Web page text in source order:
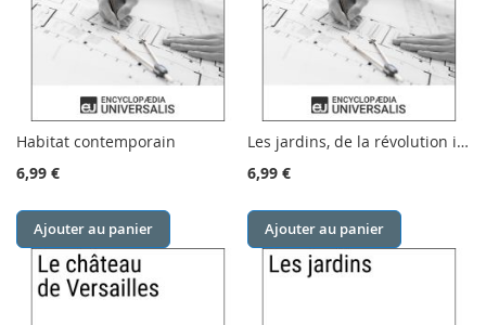
Habitat contemporain
6,99 €
Ajouter au panier
Les jardins, de la révolution industrielle à nos jours
6,99 €
Ajouter au panier